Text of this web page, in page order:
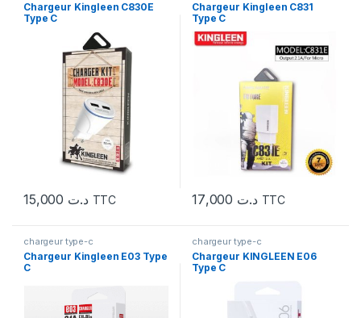
Chargeur Kingleen C830E
Type C
د.ت TTC
Chargeur Kingleen C831
Type C
د.ت TTC
chargeur type-c
Chargeur Kingleen E03 Type
C
chargeur type-c
Chargeur KINGLEEN E06
Type C